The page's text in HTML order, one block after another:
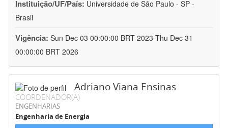
Instituição/UF/País: Universidade de São Paulo - SP -
Brasil
Vigência: Sun Dec 03 00:00:00 BRT 2023-Thu Dec 31
00:00:00 BRT 2026
Adriano Viana Ensinas
COORDENADOR(A)
ENGENHARIAS
Engenharia de Energia